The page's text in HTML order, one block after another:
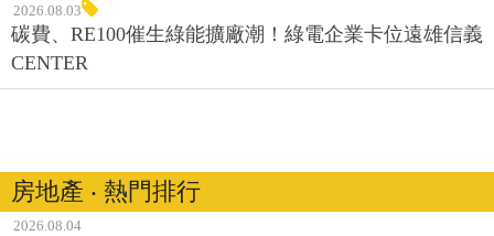
2026.08.03
碳費、RE100催生綠能擴廠潮！綠電企業卡位遠雄信義
CENTER
房地產 ‧ 熱門排行
2026.08.04